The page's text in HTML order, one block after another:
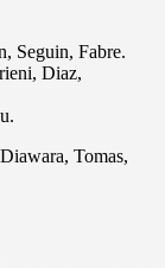
Seguin, Fabre.
Diaz,
Tomas,